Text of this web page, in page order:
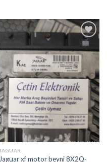
İstek
Listeme
Ekle
JAGUAR
Jaguar xf motor beyni 8X2Q-